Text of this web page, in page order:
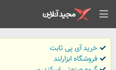
خرید آی پی ثابت
فروشگاه ابزارلند